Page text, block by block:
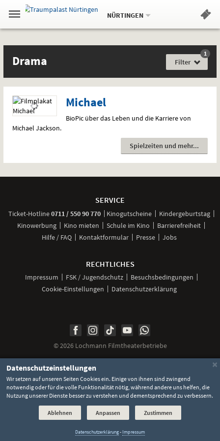
Springe
zum
,zum
.
Navigation
Gehe
zur
Standortauswahl
Standort:
NÜRTINGEN.
Hinweis
Drama
Gefühlslage
Drama Filter
1 Film
Michael
BioPic über das Leben und die Karriere von
Michael Jackson.
Spielzeiten und mehr
SERVICE
Ticket-Hotline0711 / 550 90 770anrufen
Kinogutscheine
Kindergeburtstag
Kinowerbung
Kino mieten Schule im Kino
Barrierefreiheit
Hilfe / FAQ
Kontaktformular Presse Jobs
RECHTLICHES
Impressum FSK / Jugendschutz
Besuchsbedingungen
Cookie-Einstellungen
Datenschutzerklärung
Unsere
Seite
Facebook
Unsere
Seite
Instagram
Unsere
Seite
bei
TikTok
Unser
Kanal
YouTube
Unser
Kanal
bei
WhatsApp
©2026 Lochmann Filmtheaterbetriebe
×
Datenschutzeinstellungen
Wir setzen auf unseren Seiten Cookies ein. Einige von ihnen sind zwingend
notwendig oder für die volle Funktionalität nötig, während andere uns helfen, die
Nutzung unserer Dienste besser zu verstehen und dementsprechend zu verbessern.
Ablehnen Anpassen Zustimmen
Datenschutzerklärung- Impressum